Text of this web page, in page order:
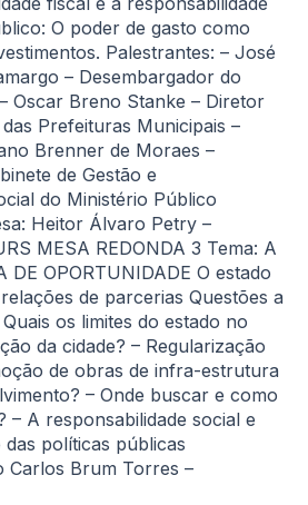
O poder de gasto como
Palestrantes: – José
– Desembargador do
Oscar Breno Stanke – Diretor
Prefeituras Municipais –
Brenner de Moraes –
de Gestão e
do Ministério Público
Heitor Álvaro Petry –
MESA REDONDA 3 Tema: A
DE OPORTUNIDADE O estado
de parcerias Questões a
os limites do estado no
da cidade? – Regularização
de obras de infra-estrutura
– Onde buscar e como
– A responsabilidade social e
políticas públicas
Carlos Brum Torres –